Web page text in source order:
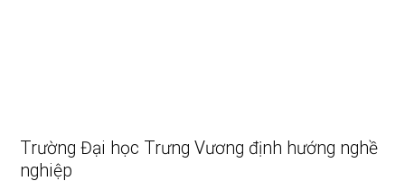
Trường Đại học Trưng Vương định hướng nghề
nghiệp